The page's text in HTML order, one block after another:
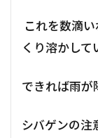
これを数滴
くり溶かして
できれば雨が
シバゲンの注